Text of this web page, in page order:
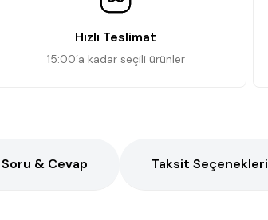
Hızlı Teslimat
15:00’a kadar seçili ürünler
Soru & Cevap Taksit Seçenekleri